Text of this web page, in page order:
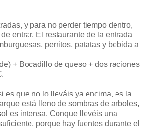
y para no perder tiempo dentro,
entrar. El restaurante de la entrada
perritos, patatas y bebida a
+ Bocadillo de queso + dos raciones
es que no lo lleváis ya encima, es la
está lleno de sombras de arboles,
es intensa. Conque llevéis una
porque hay fuentes durante el